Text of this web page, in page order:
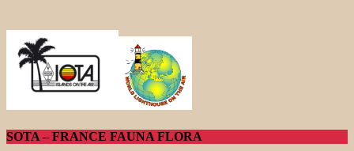
SOTA – FRANCE FAUNA FLORA